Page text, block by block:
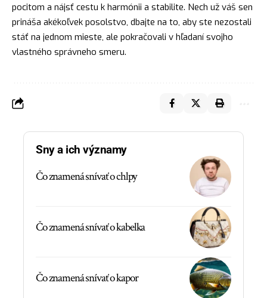
pocitom a nájsť cestu k harmónii a stabilite. Nech už váš sen
prináša akékoľvek posolstvo, dbajte na to, aby ste nezostali
stáť na jednom mieste, ale pokračovali v hľadaní svojho
vlastného správneho smeru.
Sny a ich významy
Čo znamená snívať o chlpy
Čo znamená snívať o kabelka
Čo znamená snívať o kapor